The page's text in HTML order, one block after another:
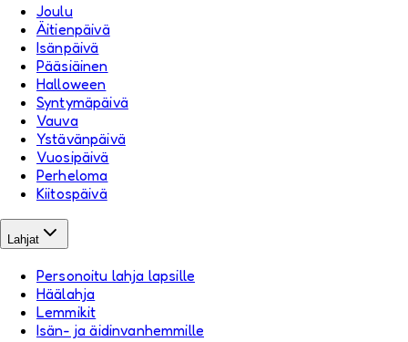
Joulu
Äitienpäivä
Isänpäivä
Pääsiäinen
Halloween
Syntymäpäivä
Vauva
Ystävänpäivä
Vuosipäivä
Perheloma
Kiitospäivä
Lahjat
Personoitu lahja lapsille
Häälahja
Lemmikit
Isän- ja äidinvanhemmille